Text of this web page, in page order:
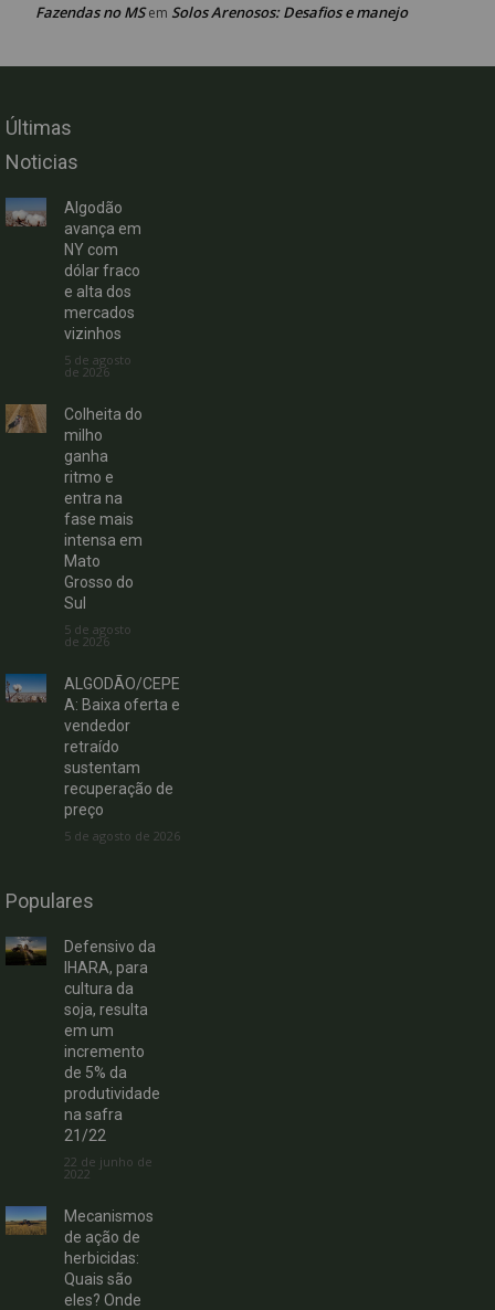
Fazendas no MSem Solos Arenosos: Desafios e manejo
Últimas
Noticias
Algodão
avança em
NY com
dólar fraco
e alta dos
mercados
vizinhos
5 de agosto
de 2026
Colheita do
milho
ganha
ritmo e
entra na
fase mais
intensa em
Mato
Grosso do
Sul
5 de agosto
de 2026
ALGODÃO/CEPE
A: Baixa oferta e
vendedor
retraído
sustentam
recuperação de
preço
5 de agosto de 2026
Populares
Defensivo da
IHARA, para
cultura da
soja, resulta
em um
incremento
de 5% da
produtividade
na safra
21/22
22 de junho de
2022
Mecanismos
de ação de
herbicidas:
Quais são
eles? Onde